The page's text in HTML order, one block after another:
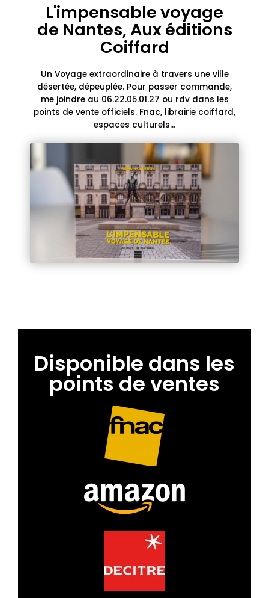
L'impensable voyage
de Nantes, Aux éditions
Coiffard
Un Voyage extraordinaire à travers une ville
désertée, dépeuplée. Pour passer commande,
me joindre au 06.22.05.01.27 ou rdv dans les
points de vente officiels. Fnac, librairie coiffard,
espaces culturels...
Disponible dans les
points de ventes